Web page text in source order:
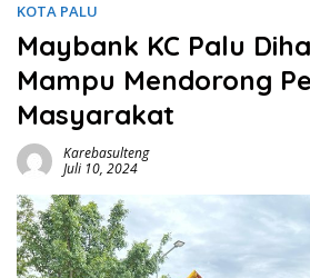
KOTA PALU
Maybank KC Palu
Mampu Mendorong
Masyarakat
Karebasulteng
Juli 10, 2024